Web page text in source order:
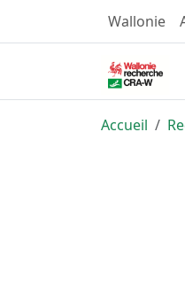
Wallonie
Accueil